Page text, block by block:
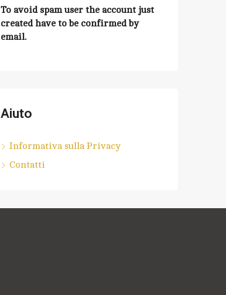
To avoid spam user the account just
created have to be confirmed by
email.
Aiuto
Informativa sulla Privacy
Contatti